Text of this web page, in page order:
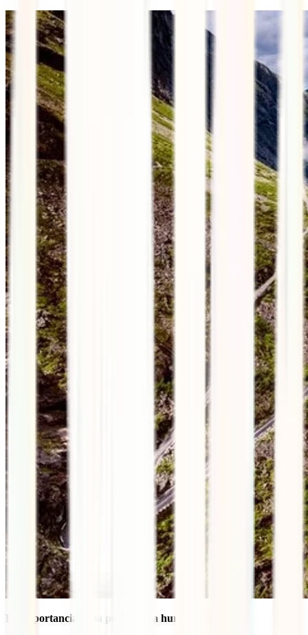
La importancia de la perspectiva humana